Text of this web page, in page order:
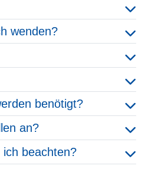
wenden?
benötigt?
an?
beachten?